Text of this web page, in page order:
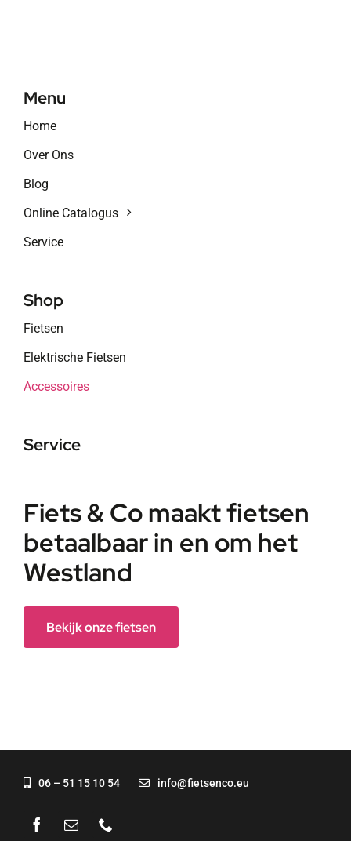
Menu
Home
Over Ons
Blog
Online Catalogus
Service
Shop
Fietsen
Elektrische Fietsen
Accessoires
Service
Fiets & Co maakt fietsen
betaalbaar in en om het
Westland
Bekijk onze fietsen
06 – 51 15 10 54 info@fietsenco.eu